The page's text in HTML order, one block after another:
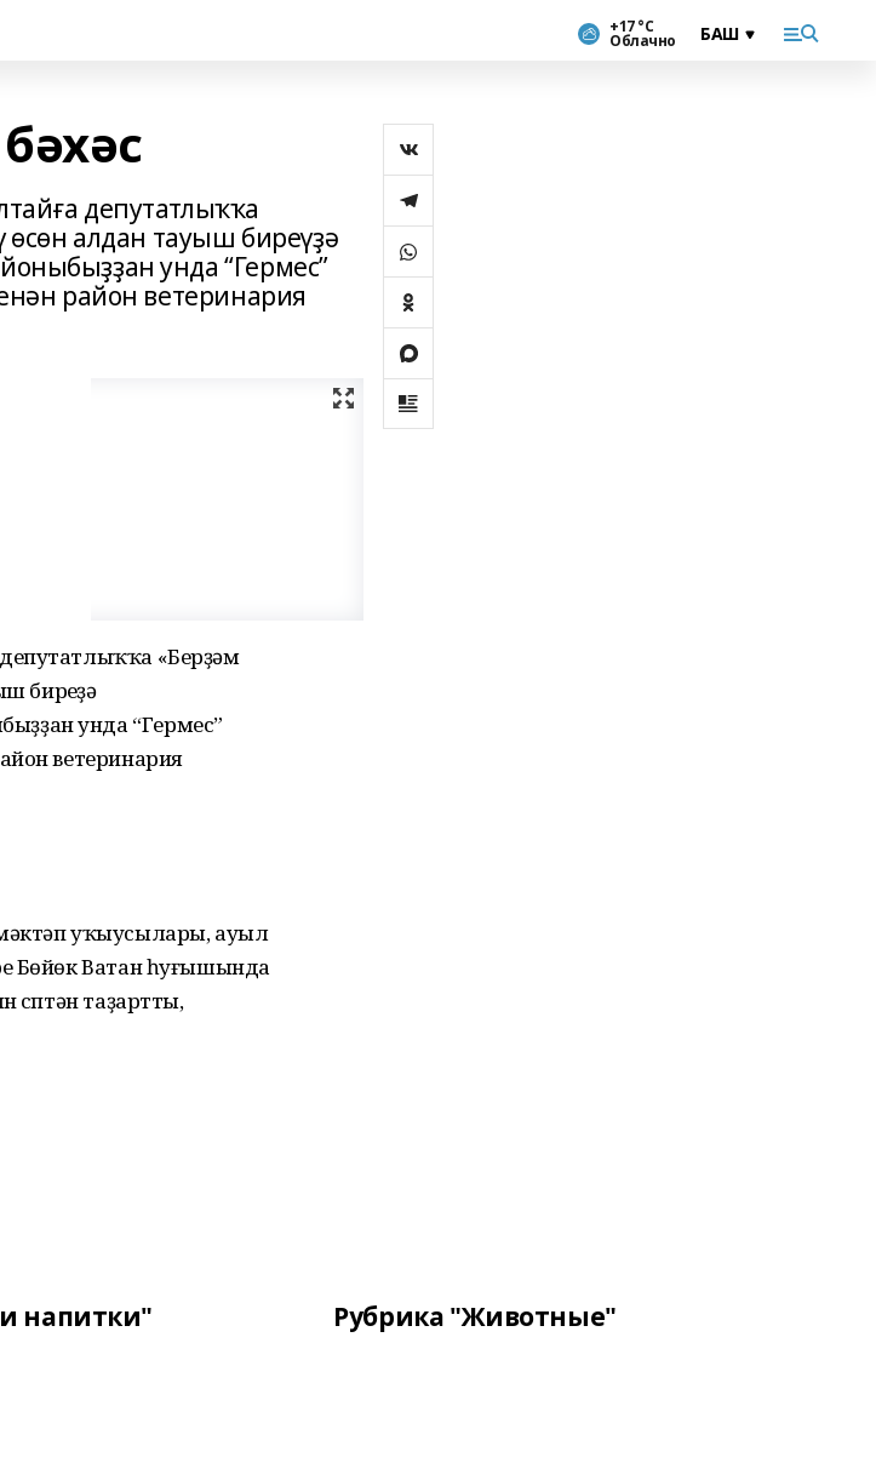
+17 °С
Облачно
депутатлыҡҡа
өсөн алдан тауыш биреүҙә
унда “Гермес”
район ветеринария
«Берҙәм
биреүҙә
унда “Гермес”
ветеринария
уҡыусылары, ауыл
Бөйөк Ватан һуғышында
сүптән таҙартты,
напитки" Рубрика "Животные"